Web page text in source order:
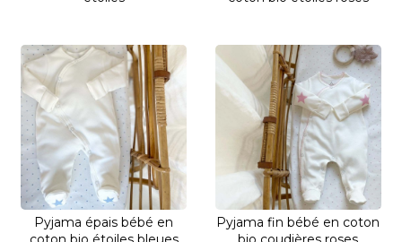
Pyjama épais bébé en
Pyjama fin bébé en coton